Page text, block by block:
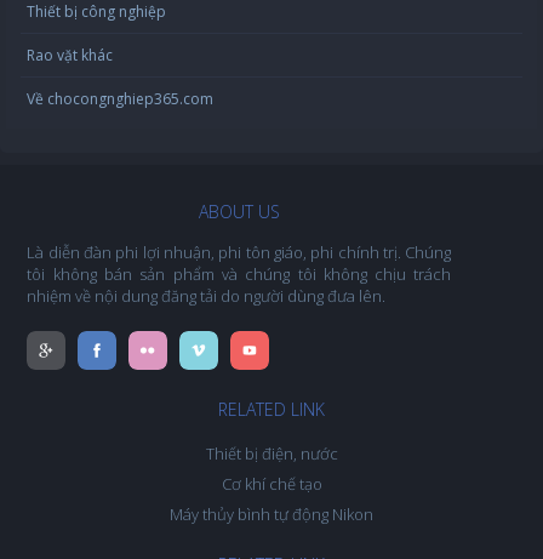
Thiết bị công nghiệp
Rao vặt khác
Về chocongnghiep365.com
ABOUT US
Là diễn đàn phi lợi nhuận, phi tôn giáo, phi chính trị. Chúng
tôi không bán sản phẩm và chúng tôi không chịu trách
nhiệm về nội dung đăng tải do người dùng đưa lên.
RELATED LINK
Thiết bị điện, nước
Cơ khí chế tạo
Máy thủy bình tự động Nikon